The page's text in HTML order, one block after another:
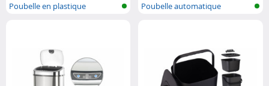
Poubelle en plastique Poubelle automatique